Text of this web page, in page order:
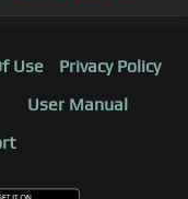
Use
Privacy Policy
User Manual